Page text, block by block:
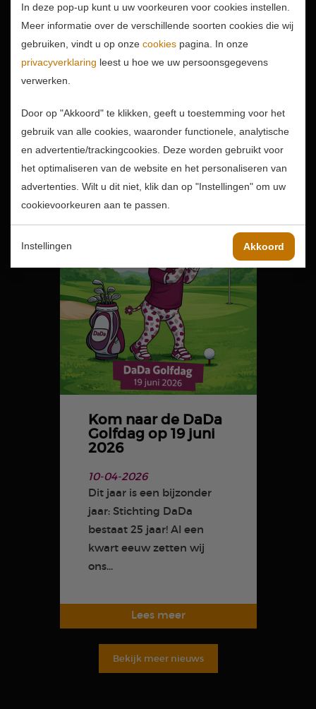
In deze pop-up kunt u uw voorkeuren voor cookies instellen.
Meer informatie over de verschillende soorten cookies die wij
gebruiken, vindt u op onze cookies pagina. In onze
privacyverklaring leest u hoe we uw persoonsgegevens
verwerken.
Door op "Akkoord" te klikken, geeft u toestemming voor het
gebruik van alle cookies, waaronder functionele, analytische
en advertentie/trackingcookies. Deze worden gebruikt voor
het optimaliseren van de website en het personaliseren van
advertenties. Wilt u dit niet, klik dan op "Instellingen" om uw
cookievoorkeuren aan te passen.
Instellingen Akkoord
Wat een topdag!
14-04-2026
Wat een prestatie is er
de deelnemers aan de...
Kom naar de DaDa
Golfdag op 19 juni
2026
10-04-2026
Dit jaar is een bijzonder
jaar: Stichting DaDa
bestaat 25 jaar! Al een
kwart eeuw zetten wij
ons...
Bekijk meer nieuws